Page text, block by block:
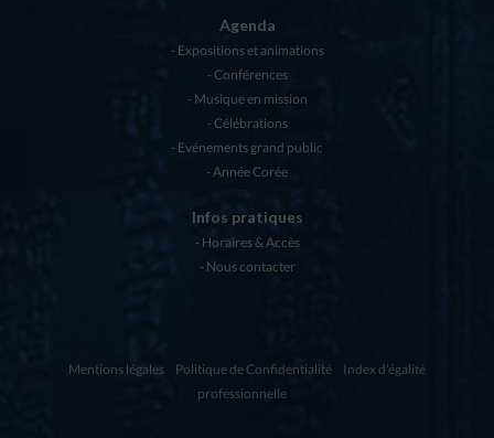
Agenda
Expositions et animations
Conférences
Musique en mission
Célébrations
Evénements grand public
Année Corée
Infos pratiques
Horaires & Accès
Nous contacter
Mentions légales Politique de Confidentialité
Index d'égalité
professionnelle